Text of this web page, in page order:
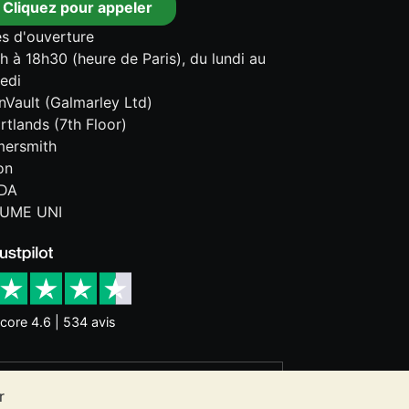
pour appeler
d'ouverture
à 18h30 (heure de Paris), du lundi au
(Galmarley Ltd)
(7th Floor)
UNI
4.6 | 534 avis
constitue un conseil en